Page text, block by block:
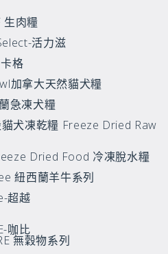
生肉糧
活力滋
格
加拿大天然貓犬糧
急凍犬糧
犬凍乾糧 Freeze Dried Raw
Dried Food 冷凍脫水糧
紐西蘭羊牛系列
超越
咖比
無穀物系列